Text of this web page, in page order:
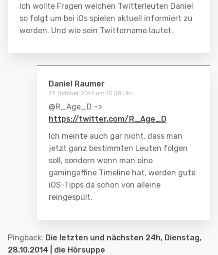
Ich wollte Fragen welchen Twitterleuten Daniel
so folgt um bei iOs spielen aktuell informiert zu
werden. Und wie sein Twittername lautet.
Daniel Raumer
27. Oktober 2014 um 15:58 Uhr
@R_Age_D –>
https://twitter.com/R_Age_D
Ich meinte auch gar nicht, dass man
jetzt ganz bestimmten Leuten folgen
soll, sondern wenn man eine
gamingaffine Timeline hat, werden gute
iOS-Tipps da schon von alleine
reingespült.
Pingback: Die letzten und nächsten 24h, Dienstag,
28.10.2014 | die Hörsuppe